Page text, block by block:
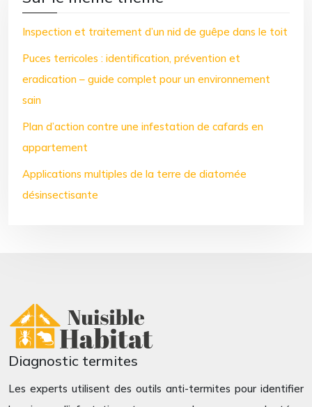
Inspection et traitement d’un nid de guêpe dans le toit
Puces terricoles : identification, prévention et
eradication – guide complet pour un environnement
sain
Plan d’action contre une infestation de cafards en
appartement
Applications multiples de la terre de diatomée
désinsectisante
Diagnostic termites
Les experts utilisent des outils anti-termites pour identifier